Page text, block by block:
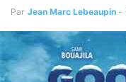
Par Jean Marc Lebeaupin -